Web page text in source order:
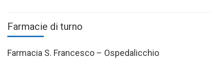
Farmacie di turno
Farmacia S. Francesco – Ospedalicchio